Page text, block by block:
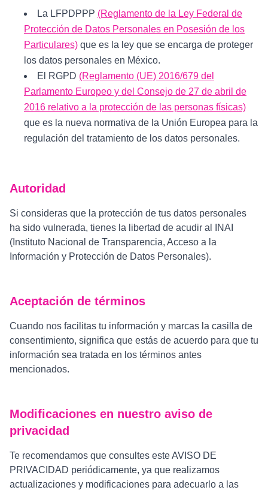
La LFPDPPP (Reglamento de la Ley Federal de
Protección de Datos Personales en Posesión de los
Particulares) que es la ley que se encarga de proteger
los datos personales en México.
El RGPD (Reglamento (UE) 2016/679 del
Parlamento Europeo y del Consejo de 27 de abril de
2016 relativo a la protección de las personas físicas)
que es la nueva normativa de la Unión Europea para la
regulación del tratamiento de los datos personales.
Autoridad
Si consideras que la protección de tus datos personales
ha sido vulnerada, tienes la libertad de acudir al INAI
(Instituto Nacional de Transparencia, Acceso a la
Información y Protección de Datos Personales).
Aceptación de términos
Cuando nos facilitas tu información y marcas la casilla de
consentimiento, significa que estás de acuerdo para que tu
información sea tratada en los términos antes
mencionados.
Modificaciones en nuestro aviso de
privacidad
Te recomendamos que consultes este AVISO DE
PRIVACIDAD periódicamente, ya que realizamos
actualizaciones y modificaciones para adecuarlo a las